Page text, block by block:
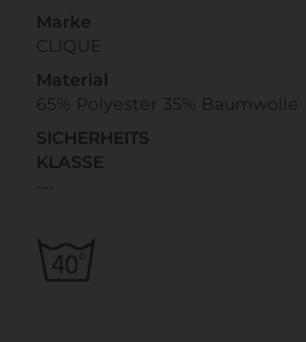
Marke
CLIQUE
Material
65% Polyester 35% Baumwolle
SICHERHEITS
KLASSE